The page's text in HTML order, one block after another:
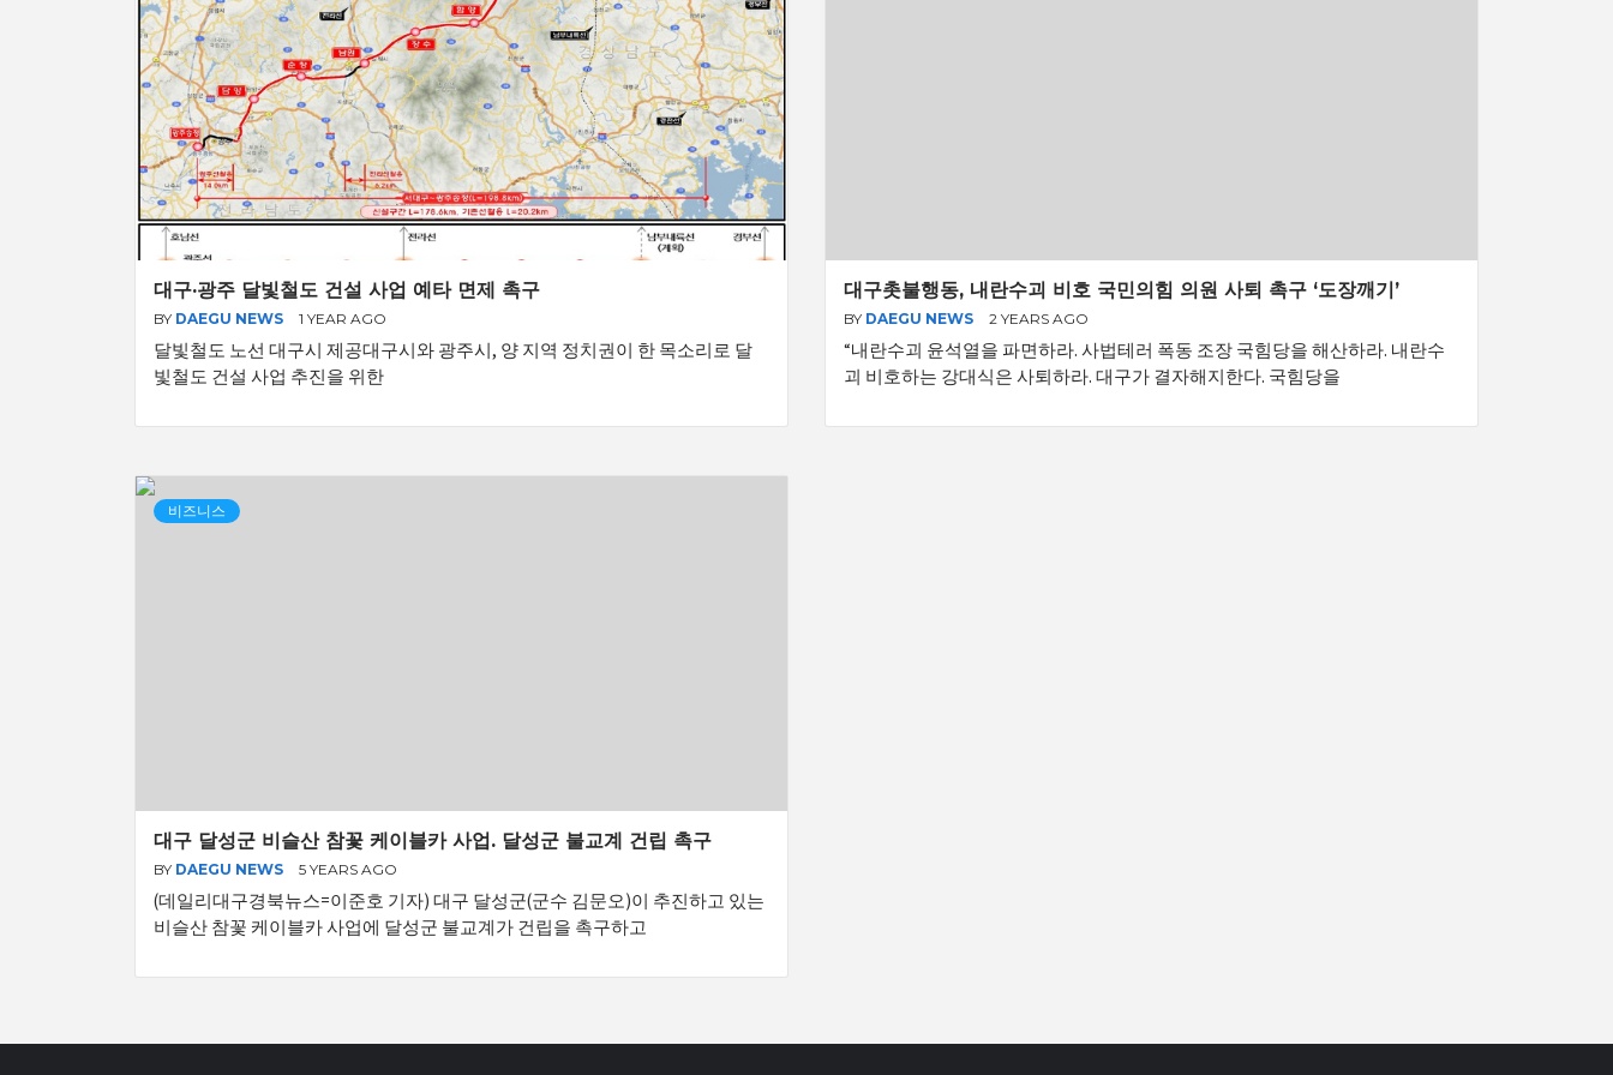
대구·광주 달빛철도 건설 사업 예타 면제 촉구
BY DAEGU NEWS 1 YEAR AGO
달빛철도 노선 대구시 제공대구시와 광주시, 양 지역 정치권이 한 목소리로 달
빛철도 건설 사업 추진을 위한
대구촛불행동, 내란수괴 비호 국민의힘 의원 사퇴 촉구 ‘도장깨기’
BY DAEGU NEWS 2 YEARS AGO
“내란수괴 윤석열을 파면하라. 사법테러 폭동 조장 국힘당을 해산하라. 내란수
괴 비호하는 강대식은 사퇴하라. 대구가 결자해지한다. 국힘당을
비즈니스
대구 달성군 비슬산 참꽃 케이블카 사업. 달성군 불교계 건립 촉구
BY DAEGU NEWS 5 YEARS AGO
(데일리대구경북뉴스=이준호 기자) 대구 달성군(군수 김문오)이 추진하고 있는
비슬산 참꽃 케이블카 사업에 달성군 불교계가 건립을 촉구하고